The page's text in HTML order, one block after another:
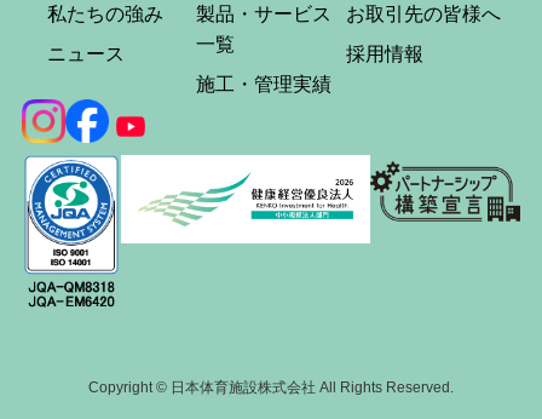
私たちの強み
ニュース
製品・サービス
一覧
施工・管理実績
お取引先の皆様へ
採用情報
Copyright © 日本体育施設株式会社 All Rights Reserved.